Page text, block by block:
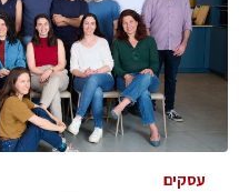
עסקים